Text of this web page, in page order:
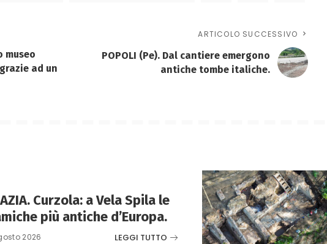
museo
ad un
ARTICOLO SUCCESSIVO
POPOLI (Pe). Dal cantiere emergono
antiche tombe italiche.
Curzola: a Vela Spila le
più antiche d’Europa.
2026 LEGGI TUTTO